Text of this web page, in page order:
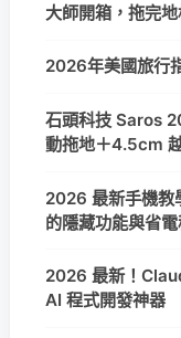
大師開箱，拖完
2026年美國旅行
石頭科技 Saros
動拖地＋4.5cm
2026 最新手機
的隱藏功能與省
2026 最新！
AI 程式開發神器